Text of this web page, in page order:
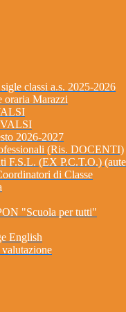
classi a.s. 2025-2026
oraria Marazzi
2026-2027
(Ris. DOCENTI)
F.S.L. (EX P.C.T.O.)
di Classe
"Scuola per tutti"
English